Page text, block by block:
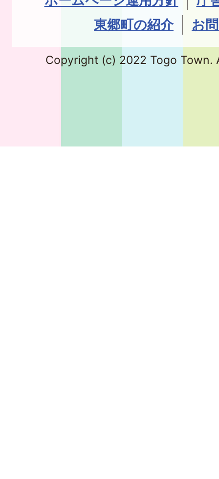
東郷町の紹介
お
Copyright (c) 2022 Togo Town.